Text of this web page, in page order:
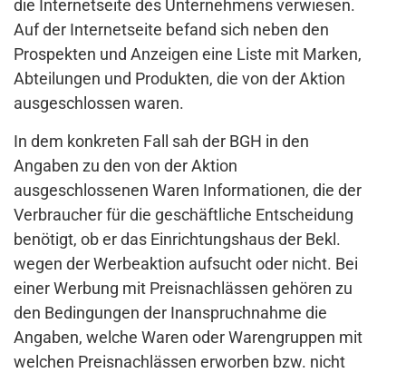
die Internetseite des Unternehmens verwiesen.
Auf der Internetseite befand sich neben den
Prospekten und Anzeigen eine Liste mit Marken,
Abteilungen und Produkten, die von der Aktion
ausgeschlossen waren.
In dem konkreten Fall sah der BGH in den
Angaben zu den von der Aktion
ausgeschlossenen Waren Informationen, die der
Verbraucher für die geschäftliche Entscheidung
benötigt, ob er das Einrichtungshaus der Bekl.
wegen der Werbeaktion aufsucht oder nicht. Bei
einer Werbung mit Preisnachlässen gehören zu
den Bedingungen der Inanspruchnahme die
Angaben, welche Waren oder Warengruppen mit
welchen Preisnachlässen erworben bzw. nicht